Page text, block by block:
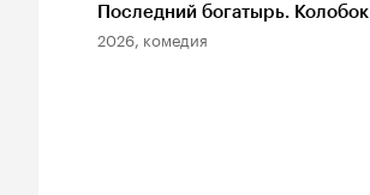
Последний богатырь. Колобок
2026, комедия